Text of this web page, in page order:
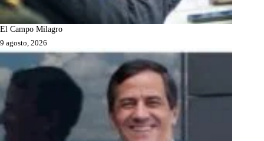
El Campo Milagro
9 agosto, 2026